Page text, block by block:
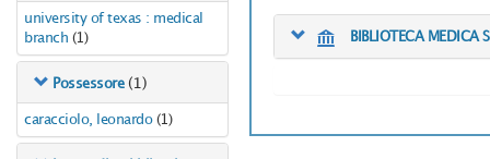
university of texas : medical
branch (1)
Possessore (1)
caracciolo, leonardo (1)
BIBLIOTECA MEDICA